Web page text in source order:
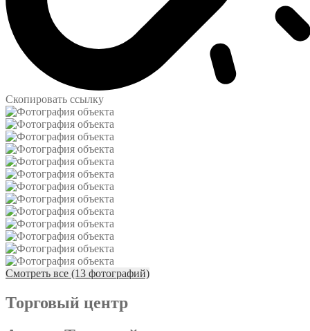
Скопировать ссылку
Смотреть все (13 фотографий)
Торговый центр